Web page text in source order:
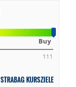
Buy
111
STRABAG KURSZIELE